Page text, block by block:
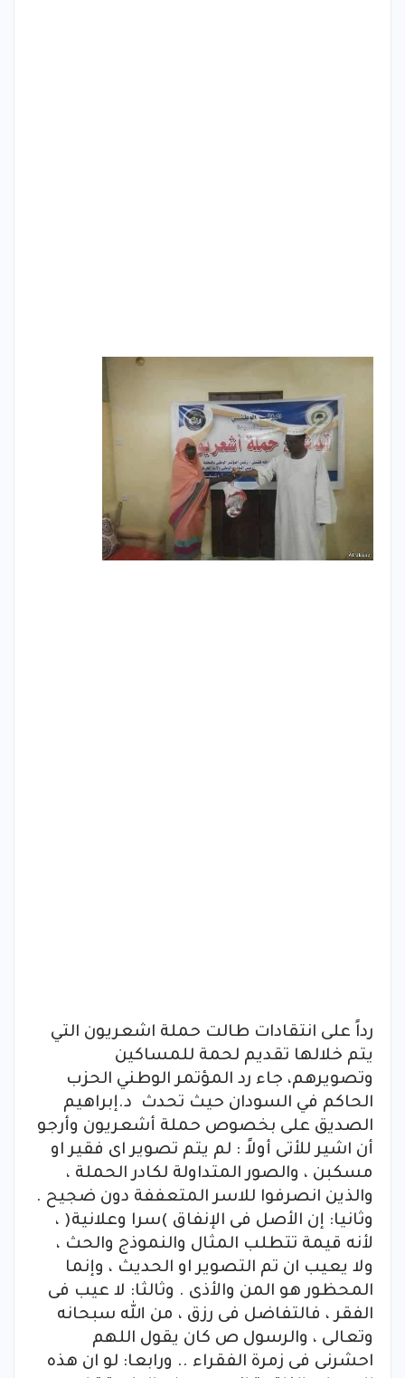
رداً على انتقادات طالت حملة اشعريون التي
يتم خلالها تقديم لحمة للمساكين
وتصويرهم، جاء رد المؤتمر الوطني الحزب
الحاكم في السودان حيث تحدث د.إبراهيم
الصديق على بخصوص حملة أشعريون وأرجو
أن اشير للأتى أولاً : لم يتم تصوير اى فقير او
مسكبن ، والصور المتداولة لكادر الحملة ،
والذين انصرفوا للاسر المتعففة دون ضجيح .
وثانيا: إن الأصل فى الإنفاق )سرا وعلانية( ،
لأنه قيمة تتطلب المثال والنموذج والحث ،
ولا يعيب ان تم التصوير او الحديث ، وإنما
المحظور هو المن والأذى . وثالثا: لا عيب فى
الفقر ، فالتفاضل فى رزق ، من الله سبحانه
وتعالى ، والرسول ص كان يقول اللهم
احشرنى فى زمرة الفقراء .. ورابعا: لو ان هذه